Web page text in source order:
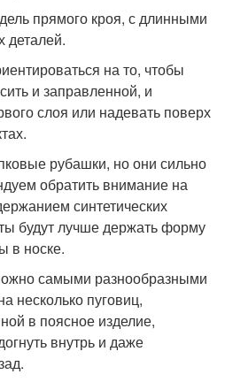
прямого кроя, с длинными
деталей.
на то, чтобы
и заправленной, и
слоя или надевать поверх
рубашки, но они сильно
обратить внимание на
синтетических
будут лучше держать форму
в носке.
самыми разнообразными
несколько пуговиц,
в поясное изделие,
внутрь и даже